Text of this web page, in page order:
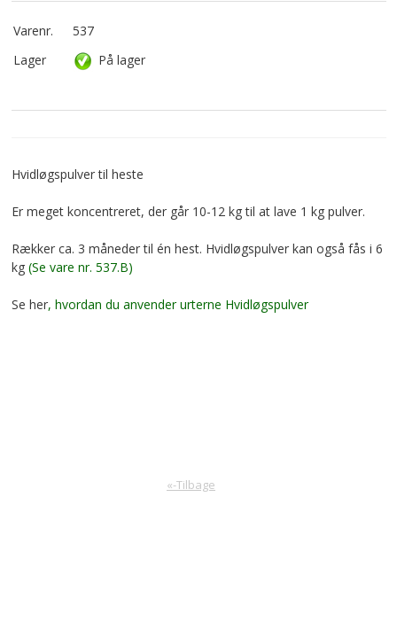
Varenr.
537
Lager
På lager
Hvidløgspulver til heste
Er meget koncentreret, der går 10-12 kg til at lave 1 kg pulver.
Rækker ca. 3 måneder til én hest. Hvidløgspulver kan også fås i 6
kg (Se vare nr. 537.B)
Se her, hvordan du anvender urterne Hvidløgspulver
«-Tilbage